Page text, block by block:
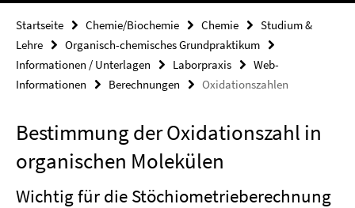
Startseite Chemie/Biochemie Chemie
Studium &
Lehre
Organisch-chemisches Grundpraktikum
Informationen / Unterlagen
Laborpraxis
Web-
Informationen
Berechnungen Oxidationszahlen
Bestimmung der Oxidationszahl in
organischen Molekülen
Wichtig für die Stöchiometrieberechnung